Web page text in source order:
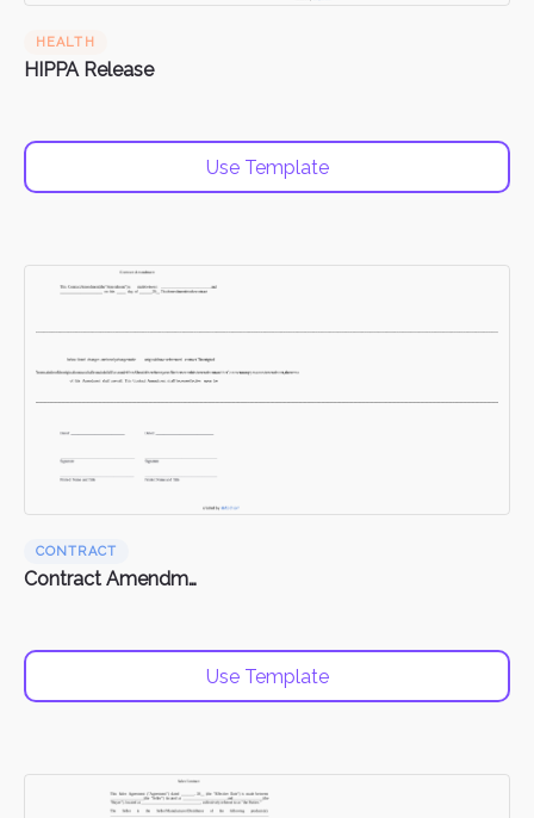
HEALTH
HIPPA Release
Use Template
CONTRACT
Contract Amendments
Use Template